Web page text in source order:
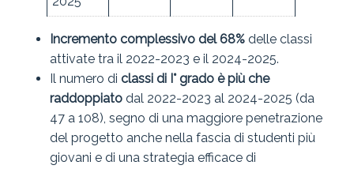
Incremento complessivo del 68%delle classi
attivate tra il 2022-2023 e il 2024-2025.
Il numero di classi di I° grado è più che
raddoppiatodal 2022-2023 al 2024-2025 (da
47 a 108), segno di una maggiore penetrazione
del progetto anche nella fascia di studenti più
giovani e di una strategia efficace di